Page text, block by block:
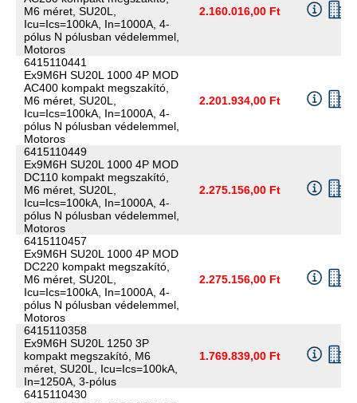
M6 méret, SU20L,
Icu=Ics=100kA, In=1000A, 4-
pólus N pólusban védelemmel,
Motoros
2.160.016,00 Ft
6415110441
Ex9M6H SU20L 1000 4P MOD
AC400 kompakt megszakító,
M6 méret, SU20L,
Icu=Ics=100kA, In=1000A, 4-
pólus N pólusban védelemmel,
Motoros
2.201.934,00 Ft
6415110449
Ex9M6H SU20L 1000 4P MOD
DC110 kompakt megszakító,
M6 méret, SU20L,
Icu=Ics=100kA, In=1000A, 4-
pólus N pólusban védelemmel,
Motoros
2.275.156,00 Ft
6415110457
Ex9M6H SU20L 1000 4P MOD
DC220 kompakt megszakító,
M6 méret, SU20L,
Icu=Ics=100kA, In=1000A, 4-
pólus N pólusban védelemmel,
Motoros
2.275.156,00 Ft
6415110358
Ex9M6H SU20L 1250 3P
kompakt megszakító, M6
méret, SU20L, Icu=Ics=100kA,
In=1250A, 3-pólus
1.769.839,00 Ft
6415110430